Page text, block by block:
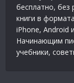
бесплатно, без
книги в
iPhone, Android
Начинающим
учебники,